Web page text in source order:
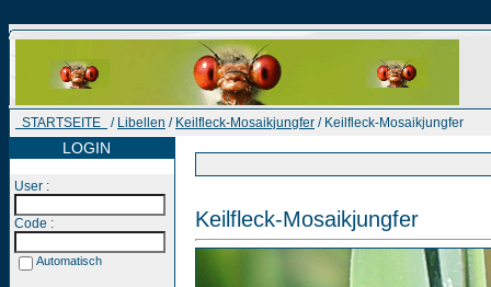
STARTSEITE / Libellen / Keilfleck-Mosaikjungfer / Keilfleck-Mosaikjungfer
LOGIN
User :
Code :
Automatisch
Keilfleck-Mosaikjungfer